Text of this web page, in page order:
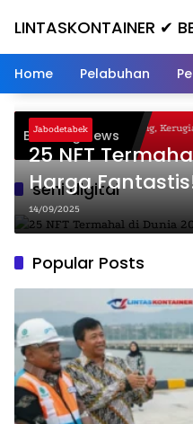
LINTASKONTAINER ✔
KONTAINER TERBARU
Home Pelabuhan
Breaking News
Nanjak, Masuk ke Jurang, Kerugian
seni digital
Jabodetabek
25 NFT
Harga
14/09/2025
Popular Posts